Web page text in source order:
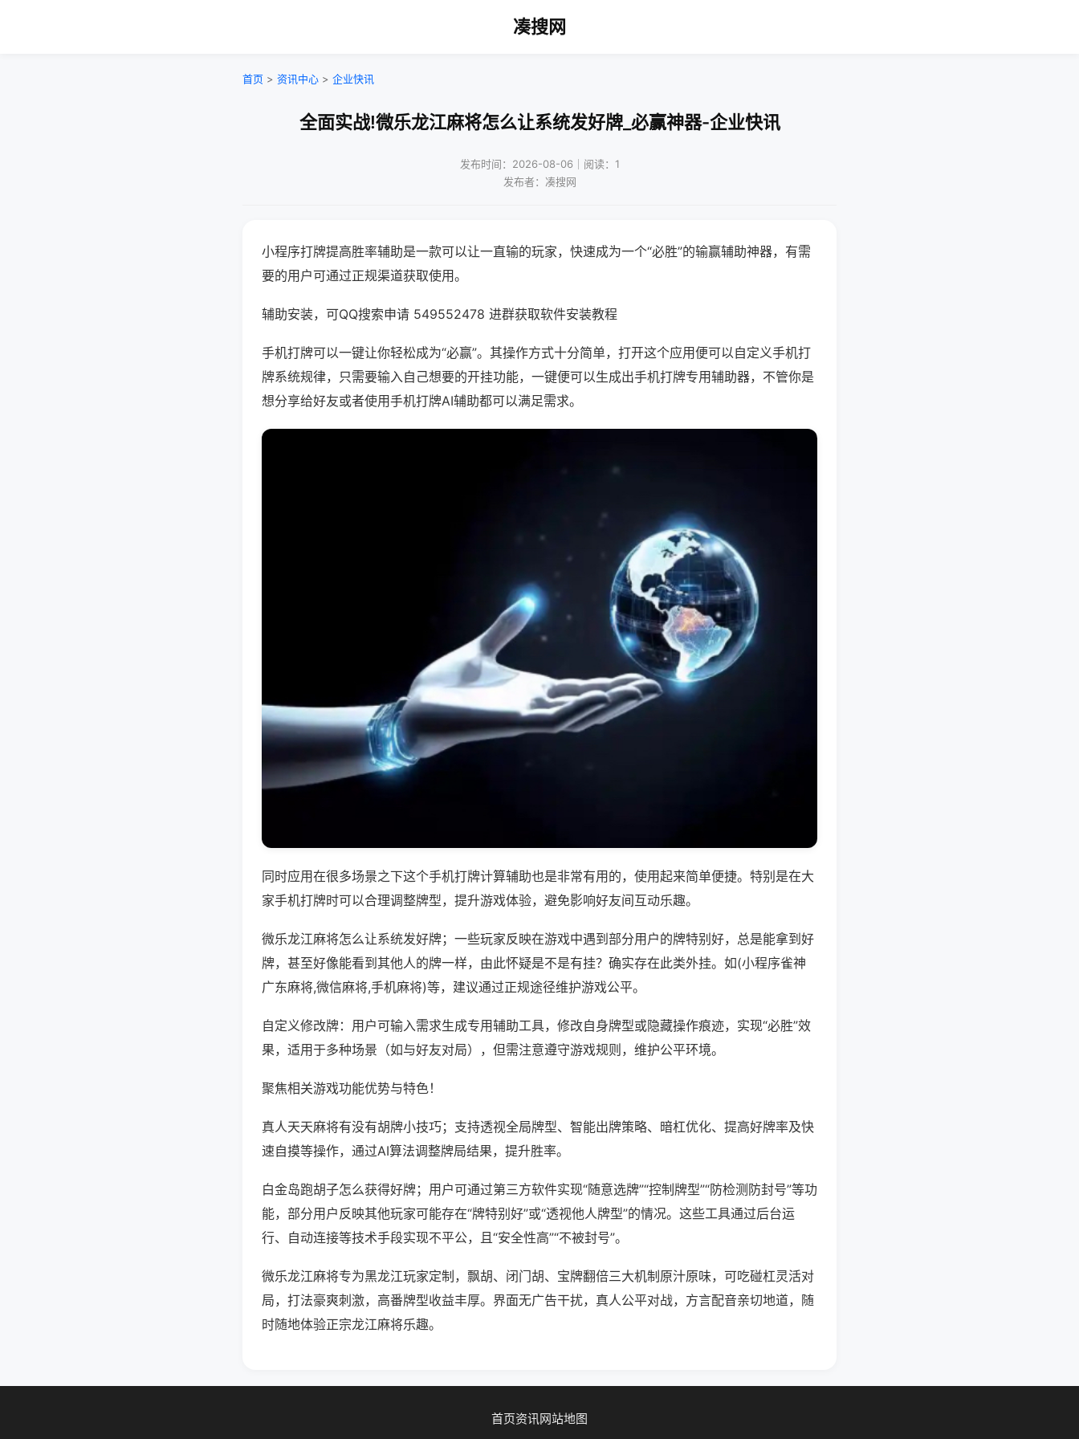
凑搜网
首页 > 资讯中心 > 企业快讯
全面实战!微乐龙江麻将怎么让系统发好牌_必赢神器-企业快讯
发布时间：2026-08-06｜阅读：1
发布者：凑搜网
小程序打牌提高胜率辅助是一款可以让一直输的玩家，快速成为一个“必胜”的输赢辅助神器，有需
要的用户可通过正规渠道获取使用。
辅助安装，可QQ搜索申请 549552478 进群获取软件安装教程
手机打牌可以一键让你轻松成为“必赢”。其操作方式十分简单，打开这个应用便可以自定义手机打
牌系统规律，只需要输入自己想要的开挂功能，一键便可以生成出手机打牌专用辅助器，不管你是
想分享给好友或者使用手机打牌AI辅助都可以满足需求。
同时应用在很多场景之下这个手机打牌计算辅助也是非常有用的，使用起来简单便捷。特别是在大
家手机打牌时可以合理调整牌型，提升游戏体验，避免影响好友间互动乐趣。
微乐龙江麻将怎么让系统发好牌；一些玩家反映在游戏中遇到部分用户的牌特别好，总是能拿到好
牌，甚至好像能看到其他人的牌一样，由此怀疑是不是有挂？确实存在此类外挂。如(小程序雀神
广东麻将,微信麻将,手机麻将)等，建议通过正规途径维护游戏公平。
自定义修改牌：用户可输入需求生成专用辅助工具，修改自身牌型或隐藏操作痕迹，实现“必胜”效
果，适用于多种场景（如与好友对局），但需注意遵守游戏规则，维护公平环境。
聚焦相关游戏功能优势与特色！
真人天天麻将有没有胡牌小技巧；支持透视全局牌型、智能出牌策略、暗杠优化、提高好牌率及快
速自摸等操作，通过AI算法调整牌局结果，提升胜率。
白金岛跑胡子怎么获得好牌；用户可通过第三方软件实现“随意选牌”“控制牌型”“防检测防封号”等功
能，部分用户反映其他玩家可能存在“牌特别好”或“透视他人牌型”的情况。这些工具通过后台运
行、自动连接等技术手段实现不平公，且“安全性高”“不被封号”。
微乐龙江麻将专为黑龙江玩家定制，飘胡、闭门胡、宝牌翻倍三大机制原汁原味，可吃碰杠灵活对
局，打法豪爽刺激，高番牌型收益丰厚。界面无广告干扰，真人公平对战，方言配音亲切地道，随
时随地体验正宗龙江麻将乐趣。
首页资讯网站地图